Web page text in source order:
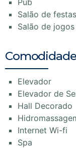
Pub
Salão de festas
Salão de jogos
Elevador
Elevador de
Hall Decorado
Internet Wi-fi
Spa